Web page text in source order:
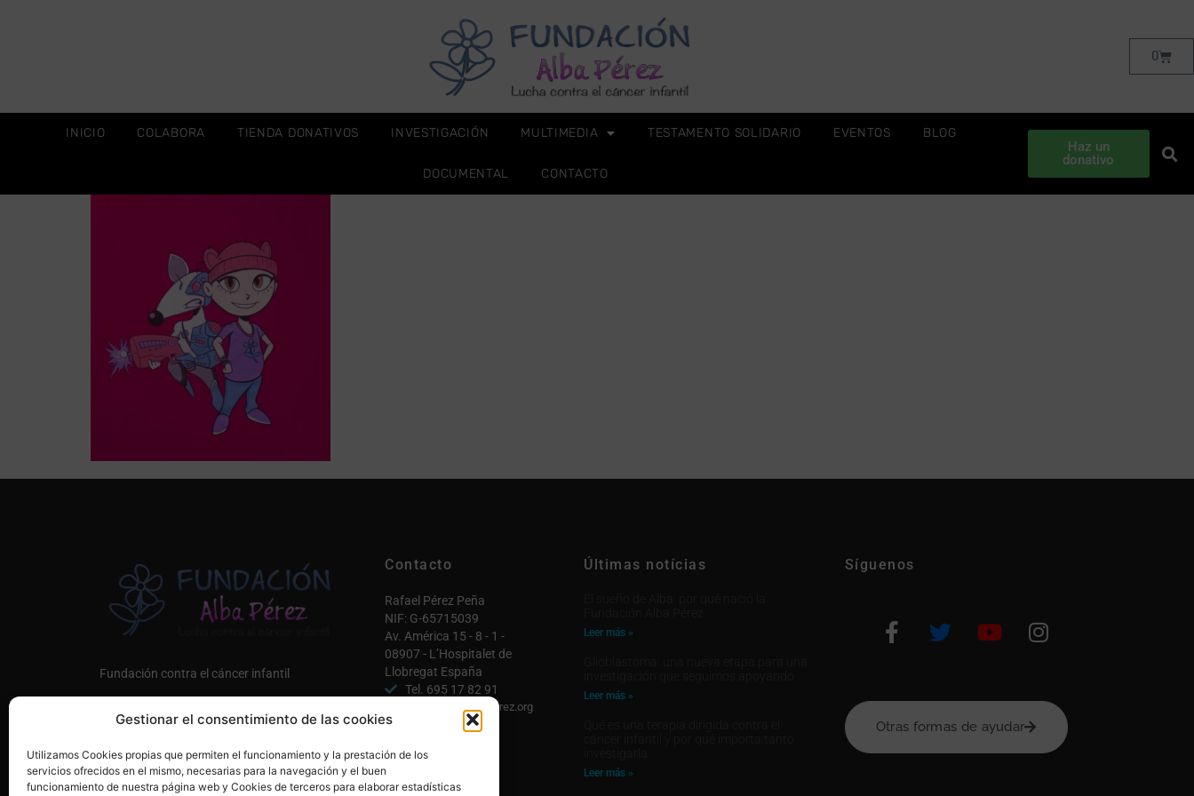
Gestionar el consentimiento de las cookies
Utilizamos Cookies propias que permiten el funcionamiento y la prestación de los
servicios ofrecidos en el mismo, necesarias para la navegación y el buen
funcionamiento de nuestra página web y Cookies de terceros para elaborar estadísticas
0
INICIO COLABORA TIENDA DONATIVOS INVESTIGACIÓN MULTIMEDIA TESTAMENTO SOLIDARIO EVENTOS BLOG
DOCUMENTAL CONTACTO
Haz un
donativo
Fundación contra el cáncer infantil
Contacto
Rafael Pérez Peña
NIF: G-65715039
Av. América 15 - 8 - 1 -
08907 - L’Hospitalet de
Llobregat España
Tel. 695 17 82 91
info@fundacionalbaperez.org
Contactar
Mi cuenta
Últimas notícias
Leer más »
Leer más »
Leer más »
Síguenos
Otras formas de ayudar